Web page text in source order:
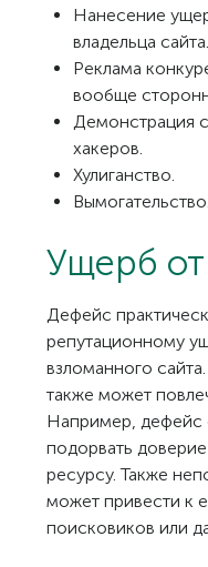
Нанесение
владельца сайта.
Реклама
вообще
Демонстрация
хакеров.
Хулиганство.
Вымогательство.
Ущерб
Дефейс
репутационному
взломанного
также может
Например, дефейс
подорвать
ресурсу. Также
может привести к
поисковиков или